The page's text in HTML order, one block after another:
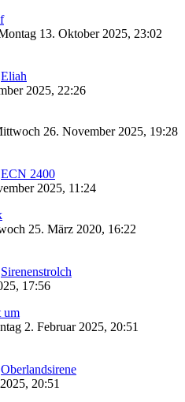
13. Oktober 2025, 23:02
Eliah
2025, 22:26
26. November 2025, 19:28
ECN 2400
2025, 11:24
25. März 2020, 16:22
Sirenenstrolch
17:56
um
2. Februar 2025, 20:51
Oberlandsirene
20:51